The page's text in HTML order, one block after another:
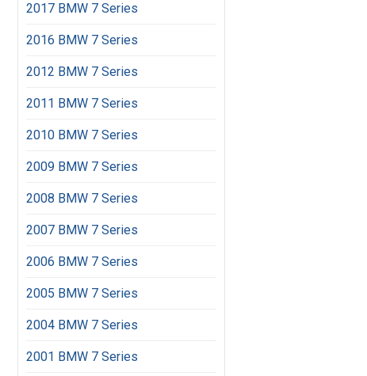
2017 BMW 7 Series
2016 BMW 7 Series
2012 BMW 7 Series
2011 BMW 7 Series
2010 BMW 7 Series
2009 BMW 7 Series
2008 BMW 7 Series
2007 BMW 7 Series
2006 BMW 7 Series
2005 BMW 7 Series
2004 BMW 7 Series
2001 BMW 7 Series